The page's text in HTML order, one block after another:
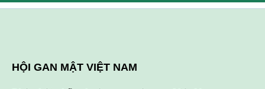
HỘI GAN MẬT VIỆT NAM